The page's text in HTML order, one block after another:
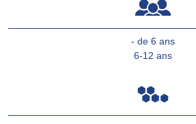
- de 6 ans
6-12 ans